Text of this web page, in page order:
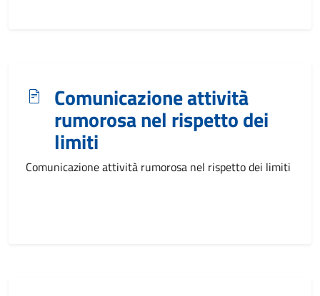
Comunicazione attività
rumorosa nel rispetto dei
limiti
Comunicazione attività rumorosa nel rispetto dei limiti